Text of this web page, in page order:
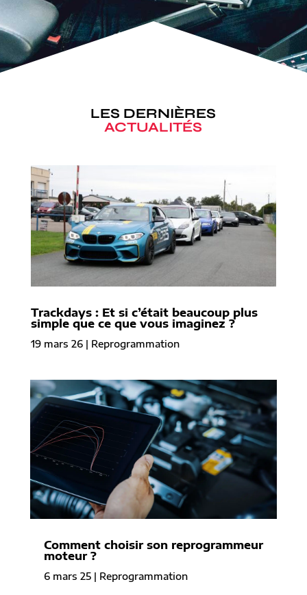
LES DERNIÈRES
ACTUALITÉS
Trackdays : Et si c’était beaucoup plus
simple que ce que vous imaginez ?
19 mars 26| Reprogrammation
Comment choisir son reprogrammeur
moteur ?
6 mars 25| Reprogrammation